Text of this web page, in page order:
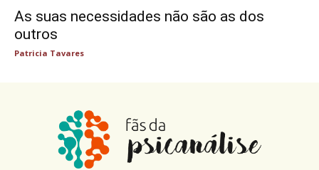
As suas necessidades não são as dos
outros
Patricia Tavares